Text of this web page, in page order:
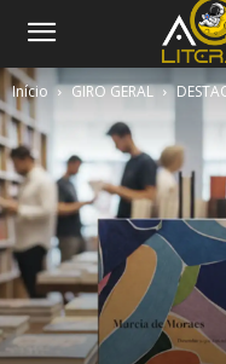
Início GIRO GERAL